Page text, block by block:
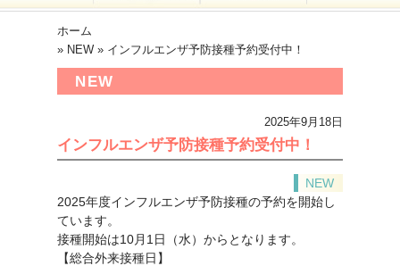
ホーム
» NEW » インフルエンザ予防接種予約受付中！
NEW
2025年9月18日
インフルエンザ予防接種予約受付中！
NEW
2025年度インフルエンザ予防接種の予約を開始し
ています。
接種開始は10月1日（水）からとなります。
【総合外来接種日】